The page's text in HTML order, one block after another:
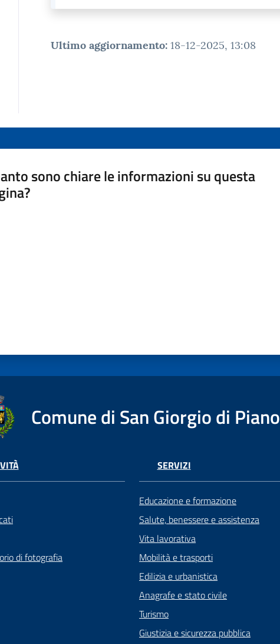
Ultimo aggiornamento: 18-12-2025, 13:08
sono chiare le informazioni su questa
Comune di San Giorgio di Piano
di fotografia
SERVIZI
Educazione e formazione
Salute, benessere e assistenza
Vita lavorativa
Mobilità e trasporti
Edilizia e urbanistica
Anagrafe e stato civile
Turismo
Giustizia e sicurezza pubblica